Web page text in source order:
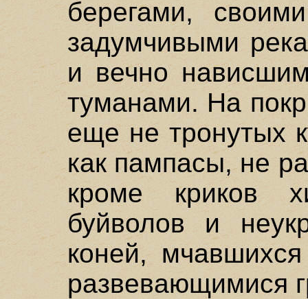
берегами,
задумчивыми
и вечно
туманами. На
еще не тронутых
как пампасы, не
кроме криков
буйволов и
коней,
развевающимися